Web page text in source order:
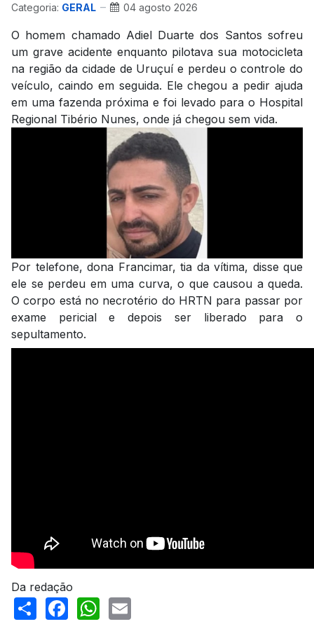
Categoria: GERAL 04 agosto 2026
O homem chamado Adiel Duarte dos Santos sofreu
um grave acidente enquanto pilotava sua motocicleta
na região da cidade de Uruçuí e perdeu o controle do
veículo, caindo em seguida. Ele chegou a pedir ajuda
em uma fazenda próxima e foi levado para o Hospital
Regional Tibério Nunes, onde já chegou sem vida.
Por telefone, dona Francimar, tia da vítima, disse que
ele se perdeu em uma curva, o que causou a queda.
O corpo está no necrotério do HRTN para passar por
exame pericial e depois ser liberado para o
sepultamento.
Da redação
ShareFacebook
WhatsApp